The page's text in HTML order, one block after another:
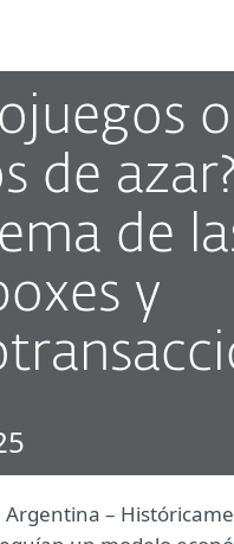
o
de
de
y
Argentina ­–